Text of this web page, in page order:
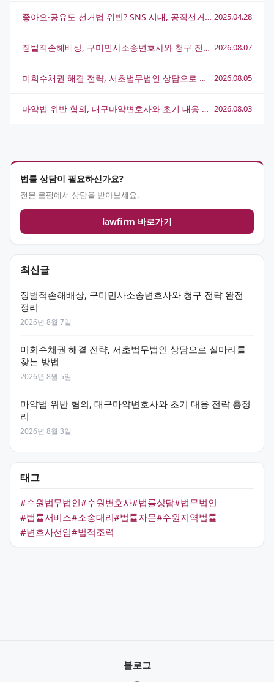
법률 상담이 필요하신가요?
전문 로펌에서 상담을 받아보세요.
lawfirm 바로가기
최신글
징벌적손해배상, 구미민사소송변호사와 청구 전략 완전
정리
2026년 8월 7일
미회수채권 해결 전략, 서초법무법인 상담으로 실마리를
찾는 방법
2026년 8월 5일
마약법 위반 혐의, 대구마약변호사와 초기 대응 전략 총정
리
2026년 8월 3일
태그
#수원법무법인#수원변호사#법률상담#법무법인
#법률서비스#소송대리#법률자문#수원지역법률
#변호사선임#법적조력
좋아요·공유도 선거법 위반? SNS 시대, 공직선거법 위반 사례 총정리 2025.04.28
징벌적손해배상, 구미민사소송변호사와 청구 전략 완전 정리 2026.08.07
미회수채권 해결 전략, 서초법무법인 상담으로 실마리를 찾는 방법 2026.08.05
마약법 위반 혐의, 대구마약변호사와 초기 대응 전략 총정리 2026.08.03
블로그